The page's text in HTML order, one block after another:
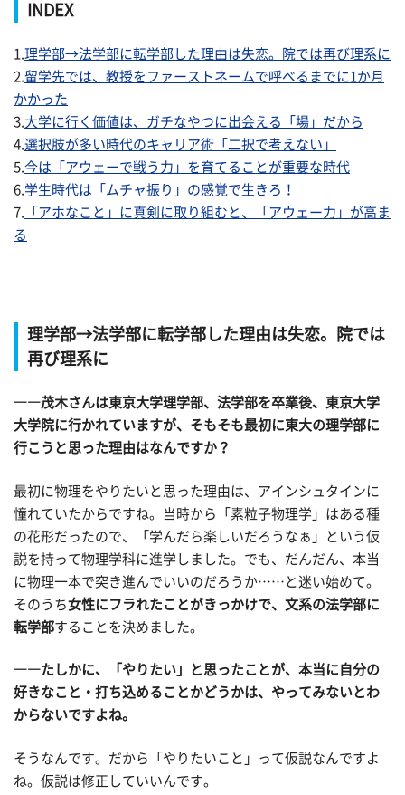
INDEX
1.理学部→法学部に転学部した理由は失恋。院では再び理系に
2.留学先では、教授をファーストネームで呼べるまでに1か月
かかった
3.大学に行く価値は、ガチなやつに出会える「場」だから
4.選択肢が多い時代のキャリア術「二択で考えない」
5.今は「アウェーで戦う力」を育てることが重要な時代
6.学生時代は「ムチャ振り」の感覚で生きろ！
7. 「アホなこと」に真剣に取り組むと、「アウェー力」が高ま
る
理学部→法学部に転学部した理由は失恋。院では
再び理系に
――茂木さんは東京大学理学部、法学部を卒業後、東京大学
大学院に行かれていますが、そもそも最初に東大の理学部に
行こうと思った理由はなんですか？
最初に物理をやりたいと思った理由は、アインシュタインに
憧れていたからですね。当時から「素粒子物理学」はある種
の花形だったので、「学んだら楽しいだろうなぁ」という仮
説を持って物理学科に進学しました。でも、だんだん、本当
に物理一本で突き進んでいいのだろうか……と迷い始めて。
そのうち女性にフラれたことがきっかけで、文系の法学部に
転学部することを決めました。
――たしかに、「やりたい」と思ったことが、本当に自分の
好きなこと・打ち込めることかどうかは、やってみないとわ
からないですよね。
そうなんです。だから「やりたいこと」って仮説なんですよ
ね。仮説は修正していいんです。